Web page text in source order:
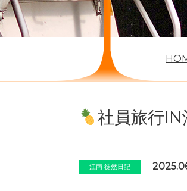
社員旅行IN
江南 徒然日記